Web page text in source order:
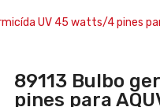
UV 45 watts/4 pines
89113 Bulbo
pines para